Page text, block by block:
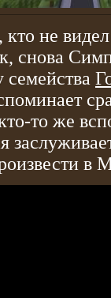
не
снова
семейства
то же
в